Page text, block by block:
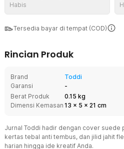
Habis
Tersedia bayar di tempat (COD)
Rincian Produk
Brand
Toddi
Garansi
-
Berat Produk
0.15 kg
Dimensi Kemasan 13 x 5 x 21 cm
Jurnal Toddi hadir dengan cover suede
kertas tebal anti tembus, dan jilid jahit
harian hingga ide kreatif Anda.